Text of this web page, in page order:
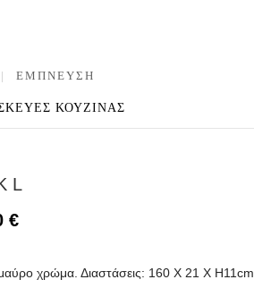
| ΕΜΠΝΕΥΣΗ
ΚΟΥΖΙΝΑΣ
L
€
χρώμα. Διαστάσεις: 160 Χ 21 Χ Η11cm.